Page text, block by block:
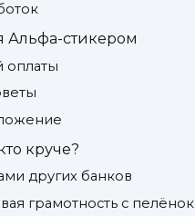
Альфа-стикером
оплаты
круче?
других банков
грамотность с пелёнок